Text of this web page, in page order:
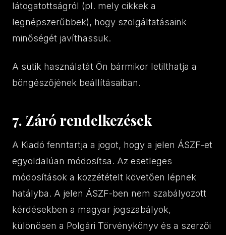
látogatottságról (pl. mely cikkek a
legnépszerűbbek), hogy szolgáltatásaink
minőségét javíthassuk.
A sütik használatát Ön bármikor letilthatja a
böngészőjének beállításaiban.
7. Záró rendelkezések
A Kiadó fenntartja a jogot, hogy a jelen ÁSZF-et
egyoldalúan módosítsa. Az esetleges
módosítások a közzétételt követően lépnek
hatályba. A jelen ÁSZF-ben nem szabályozott
kérdésekben a magyar jogszabályok,
különösen a Polgári Törvénykönyv és a szerzői